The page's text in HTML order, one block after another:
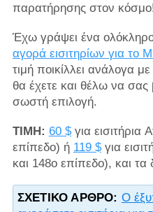
παρατήρησης στον
Έχω γράψει ένα
αγορά εισιτηρίων για το
τιμή ποικίλλει ανάλογα
θα έχετε και θέλω να
σωστή επιλογή.
ΤΙΜΗ: 60 $για εισιτήρια
επίπεδο) ή 119 $για
και 148ο επίπεδο), και
ΣΧΕΤΙΚΌ ΆΡΘΡΟ: Ο